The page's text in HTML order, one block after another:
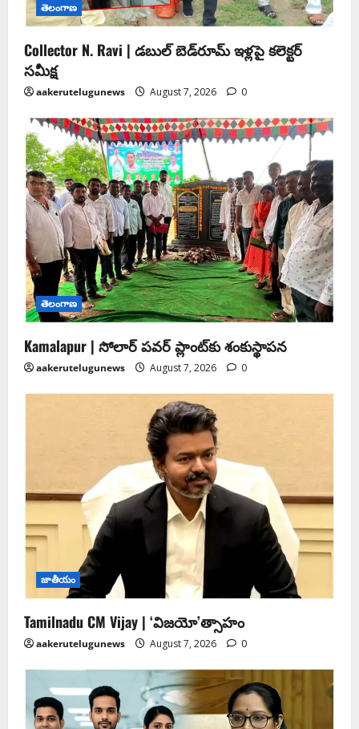
తెలంగాణ
Collector N. Ravi | డబుల్ బెడ్‌రూమ్ ఇళ్లపై కలెక్టర్
సమీక్ష
aakerutelugunews August 7, 2026 0
తెలంగాణ
Kamalapur | సోలార్ పవర్ ప్లాంట్‌కు శంకుస్థాపన
aakerutelugunews August 7, 2026 0
జాతీయం
Tamilnadu CM Vijay | ‘విజయో’త్సాహం
aakerutelugunews August 7, 2026 0